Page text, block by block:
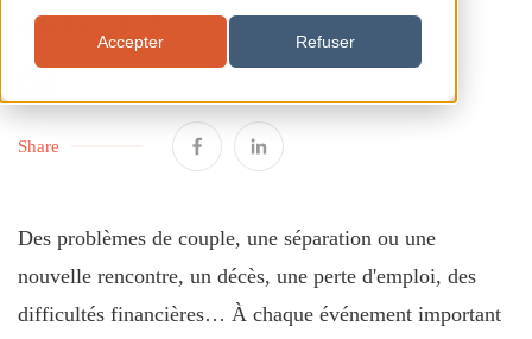
Accepter Refuser
enfant ?
Share
Des problèmes de couple, une séparation ou une
nouvelle rencontre, un décès, une perte d'emploi, des
difficultés financières… À chaque événement important